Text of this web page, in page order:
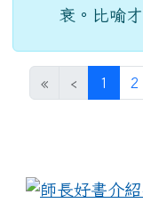
衰。比喻
« ‹ 1 2